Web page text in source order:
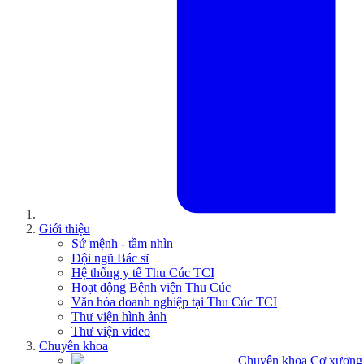
Giới thiệu
Sứ mệnh - tầm nhìn
Đội ngũ Bác sĩ
Hệ thống y tế Thu Cúc TCI
Hoạt động Bệnh viện Thu Cúc
Văn hóa doanh nghiệp tại Thu Cúc TCI
Thư viện hình ảnh
Thư viện video
Chuyên khoa
Chuyên khoa Cơ